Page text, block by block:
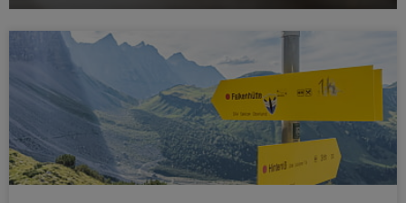
m
Zillertaler Alpen
16.08.26
Schinder 1808 m
Bayerische Voralpen (Schlierseer Berge)